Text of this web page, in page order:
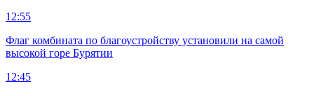
12:55
Флаг комбината по благоустройству установили на самой
высокой горе Бурятии
12:45